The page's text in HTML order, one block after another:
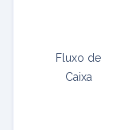
Fluxo de
Caixa